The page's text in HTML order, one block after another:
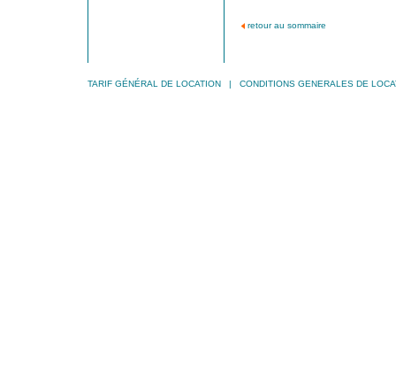
retour au sommaire
TARIF GÉNÉRAL DE LOCATION| CONDITIONS GENERALES DE